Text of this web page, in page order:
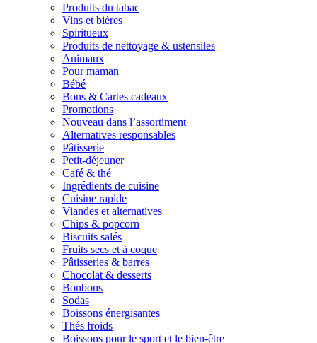
Produits du tabac
Vins et bières
Spiritueux
Produits de nettoyage & ustensiles
Animaux
Pour maman
Bébé
Bons & Cartes cadeaux
Promotions
Nouveau dans l’assortiment
Alternatives responsables
Pâtisserie
Petit-déjeuner
Café & thé
Ingrédients de cuisine
Cuisine rapide
Viandes et alternatives
Chips & popcorn
Biscuits salés
Fruits secs et à coque
Pâtisseries & barres
Chocolat & desserts
Bonbons
Sodas
Boissons énergisantes
Thés froids
Boissons pour le sport et le bien-être